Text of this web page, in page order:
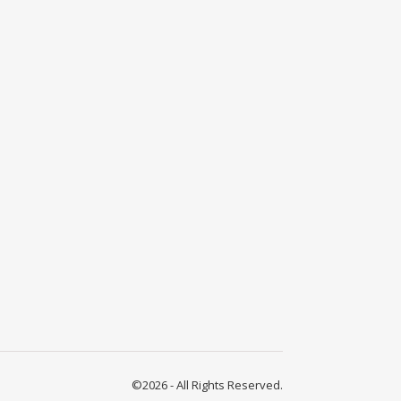
©2026 - All Rights Reserved.